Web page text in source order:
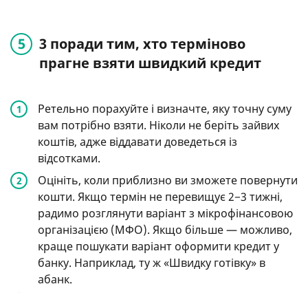
3 поради тим, хто терміново
прагне взяти швидкий кредит
Ретельно порахуйте і визначте, яку точну суму
вам потрібно взяти. Ніколи не беріть зайвих
коштів, адже віддавати доведеться із
відсотками.
Оцініть, коли приблизно ви зможете повернути
кошти. Якщо термін не перевищує 2−3 тижні,
радимо розглянути варіант з мікрофінансовою
організацією (МФО). Якщо більше — можливо,
краще пошукати варіант оформити кредит у
банку. Наприклад, ту ж «Швидку готівку» в
абанк.